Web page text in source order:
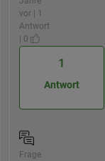
vor | 1
Antwort
| 0
1
Antwort
Frage